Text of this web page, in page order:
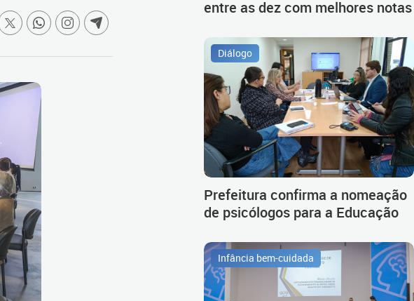
entre as dez com melhores notas
Diálogo
Prefeitura confirma a nomeação
de psicólogos para a Educação
Infância bem-cuidada